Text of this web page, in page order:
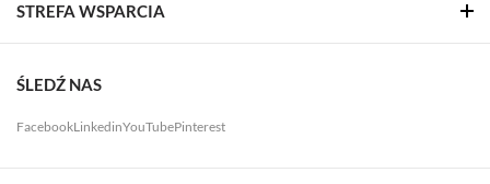
STREFA WSPARCIA
ŚLEDŹ NAS
FacebookLinkedinYouTubePinterest